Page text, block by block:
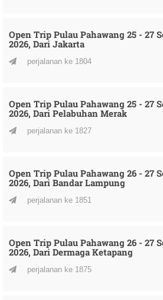
Open Trip Pulau Pahawang 25 - 27
2026, Dari Jakarta
perjalanan ke 1804
Open Trip Pulau Pahawang 25 - 27
2026, Dari Pelabuhan Merak
perjalanan ke 1827
Open Trip Pulau Pahawang 26 - 27
2026, Dari Bandar Lampung
perjalanan ke 1851
Open Trip Pulau Pahawang 26 - 27
2026, Dari Dermaga Ketapang
perjalanan ke 1875